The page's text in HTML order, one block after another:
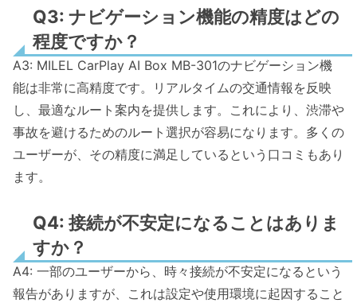
Q3: ナビゲーション機能の精度はどの
程度ですか？
A3: MILEL CarPlay AI Box MB-301のナビゲーション機
能は非常に高精度です。リアルタイムの交通情報を反映
し、最適なルート案内を提供します。これにより、渋滞や
事故を避けるためのルート選択が容易になります。多くの
ユーザーが、その精度に満足しているという口コミもあり
ます。
Q4: 接続が不安定になることはありま
すか？
A4: 一部のユーザーから、時々接続が不安定になるという
報告がありますが、これは設定や使用環境に起因すること